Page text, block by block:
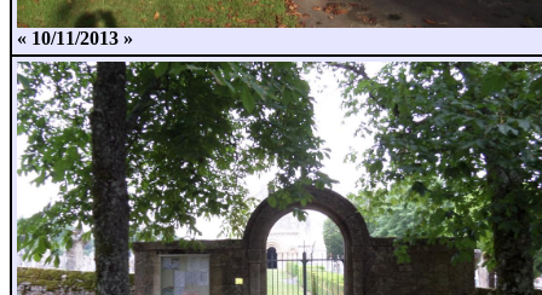
« 10/11/2013 »